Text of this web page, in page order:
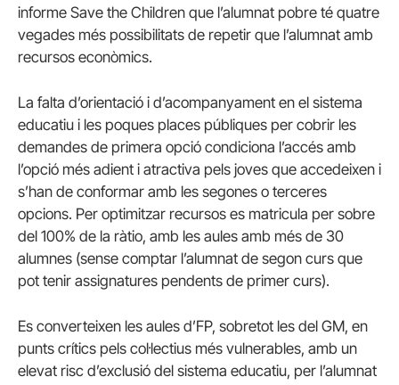
informe Save the Children que l’alumnat pobre té quatre
vegades més possibilitats de repetir que l’alumnat amb
recursos econòmics.
La falta d’orientació i d’acompanyament en el sistema
educatiu i les poques places públiques per cobrir les
demandes de primera opció condiciona l’accés amb
l’opció més adient i atractiva pels joves que accedeixen i
s’han de conformar amb les segones o terceres
opcions. Per optimitzar recursos es matricula per sobre
del 100% de la ràtio, amb les aules amb més de 30
alumnes (sense comptar l’alumnat de segon curs que
pot tenir assignatures pendents de primer curs).
Es converteixen les aules d’FP, sobretot les del GM, en
punts crítics pels col·lectius més vulnerables, amb un
elevat risc d’exclusió del sistema educatiu, per l’alumnat